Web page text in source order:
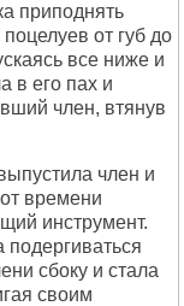
приподнять
от губ до
все ниже и
в его пах и
член, втянув
член и
времени
инструмент.
подергиваться
сбоку и стала
своим